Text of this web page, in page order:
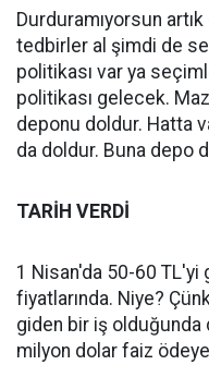
Durduramıyorsun
tedbirler al şimdi de
politikası var ya
politikası gelecek.
deponu doldur. Hatta
da doldur. Buna depo
TARİH VERDİ
1 Nisan'da 50-60 TL'yi
fiyatlarında. Niye?
giden bir iş olduğunda
milyon dolar faiz